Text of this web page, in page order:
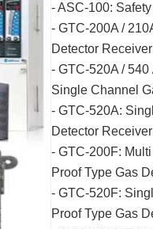
- ASC-100:
- GTC-200A /
Detector Receiver
- GTC-520A / 540
Single Channel
- GTC-520A:
Detector Receiver
- GTC-200F:
Proof Type Gas
- GTC-520F:
Proof Type Gas